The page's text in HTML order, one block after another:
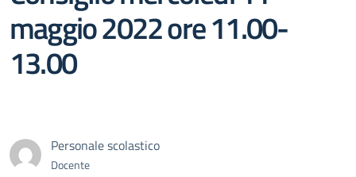
maggio 2022 ore 11.00-
13.00
Personale scolastico
Docente